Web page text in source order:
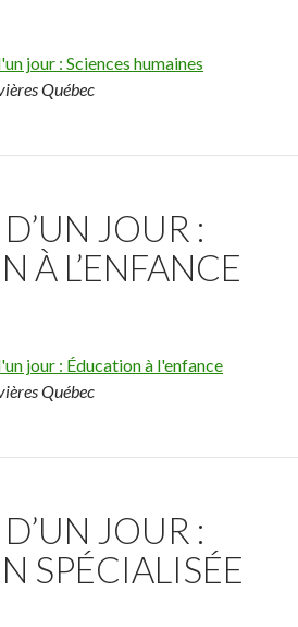
jour : Sciences humaines
Québec
JOUR :
À L’ENFANCE
jour : Éducation à l'enfance
Québec
JOUR :
SPÉCIALISÉE